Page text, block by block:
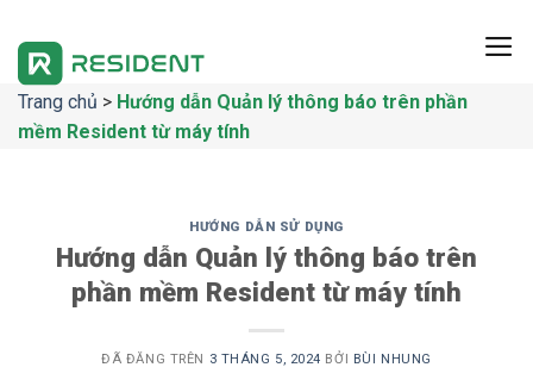
đến
nội
dungTrang chủ > Hướng dẫn Quản lý thông báo trên phần
mềm Resident từ máy tính
HƯỚNG DẪN SỬ DỤNG
Hướng dẫn Quản lý thông báo trên
phần mềm Resident từ máy tính
ĐÃ ĐĂNG TRÊN 3 THÁNG 5, 2024 BỞI BÙI NHUNG